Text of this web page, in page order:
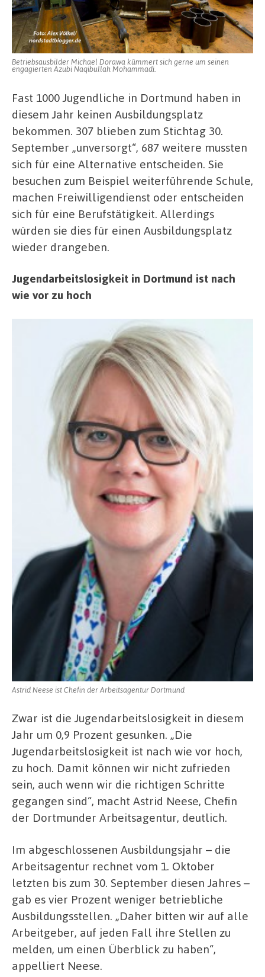
Betriebsausbilder Michael Dorawa kümmert sich gerne um seinen
engagierten Azubi Naqibullah Mohammadi.
Fast 1000 Jugendliche in Dortmund haben in
diesem Jahr keinen Ausbildungsplatz
bekommen. 307 blieben zum Stichtag 30.
September „unversorgt“, 687 weitere mussten
sich für eine Alternative entscheiden. Sie
besuchen zum Beispiel weiterführende Schule,
machen Freiwilligendienst oder entscheiden
sich für eine Berufstätigkeit. Allerdings
würden sie dies für einen Ausbildungsplatz
wieder drangeben.
Jugendarbeitslosigkeit in Dortmund ist nach
wie vor zu hoch
Astrid Neese ist Chefin der Arbeitsagentur Dortmund
Zwar ist die Jugendarbeitslosigkeit in diesem
Jahr um 0,9 Prozent gesunken. „Die
Jugendarbeitslosigkeit ist nach wie vor hoch,
zu hoch. Damit können wir nicht zufrieden
sein, auch wenn wir die richtigen Schritte
gegangen sind“, macht Astrid Neese, Chefin
der Dortmunder Arbeitsagentur, deutlich.
Im abgeschlossenen Ausbildungsjahr – die
Arbeitsagentur rechnet vom 1. Oktober
letzten bis zum 30. September diesen Jahres –
gab es vier Prozent weniger betriebliche
Ausbildungsstellen. „Daher bitten wir auf alle
Arbeitgeber, auf jeden Fall ihre Stellen zu
melden, um einen Überblick zu haben“,
appelliert Neese.